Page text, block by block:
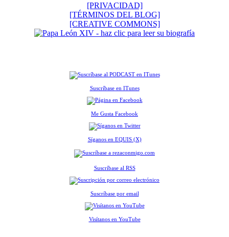
[PRIVACIDAD]
[TÉRMINOS DEL BLOG]
[CREATIVE COMMONS]
Suscríbase en ITunes
Me Gusta Facebook
Síganos en EQUIS (X)
Suscríbase al RSS
Suscríbase por email
Visítanos en YouTube